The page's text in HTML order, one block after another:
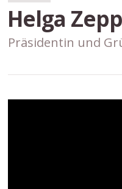
Helga
Präsidentin und